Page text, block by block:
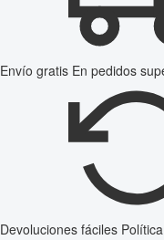
Envío gratis En pedidos
Devoluciones fáciles